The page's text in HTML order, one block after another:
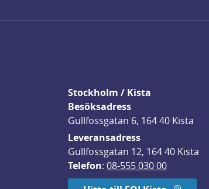
Stockholm / Kista
Besöksadress
Gullfossgatan 6, 164 40 Kista
Leveransadress
Gullfossgatan 12, 164 40 Kista
Telefon: 08-555 030 00